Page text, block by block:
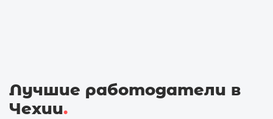
Лучшие работодатели в
Чехии.